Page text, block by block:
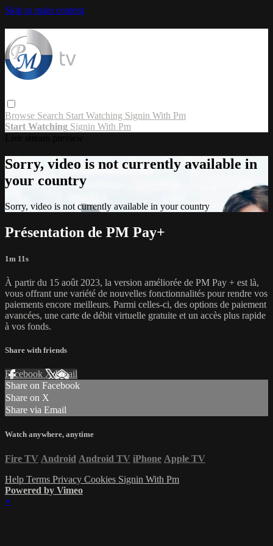
Skip to main content
Browse Search Start Watching Signin With Pm
Start Watching Signin With Pm
Sorry, video is not currently available in
your country
Sorry, video is not currently available in your country
Présentation de PM Pay+
1m 11s
À partir du 15 août 2023, la version améliorée de PM Pay + est là,
vous offrant une variété de nouvelles fonctionnalités pour rendre vos
paiements encore meilleurs. Parmi celles-ci, des options de paiement
avancées, une carte de débit virtuelle gratuite et un accès plus rapide
à vos fonds.
Share with friends
Facebook XEmail
Share on Facebook
Share on X
Share via Email
Watch anywhere, anytime
Fire TV Android Android TV iPhone Apple TV
Help Terms Privacy Cookies Signin With Pm
Powered by Vimeo
×